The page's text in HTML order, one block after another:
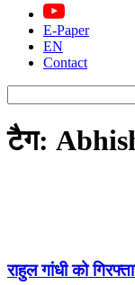
E-Paper
EN
Contact
टैग:
राहुल गांधी को